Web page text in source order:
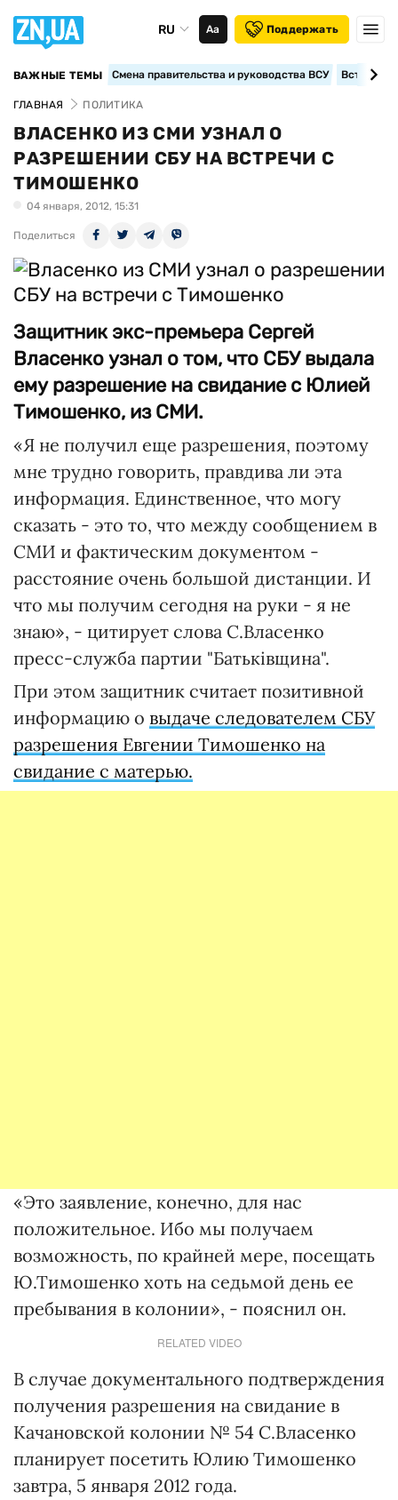
RU Аа Поддержать
ВАЖНЫЕ ТЕМЫ Смена правительства и руководства ВСУ
ГЛАВНАЯ ПОЛИТИКА
ВЛАСЕНКО ИЗ СМИ УЗНАЛ О
РАЗРЕШЕНИИ СБУ НА ВСТРЕЧИ С
ТИМОШЕНКО
04 января, 2012, 15:31
Поделиться
Защитник экс-премьера Сергей
Власенко узнал о том, что СБУ выдала
ему разрешение на свидание с Юлией
Тимошенко, из СМИ.
«Я не получил еще разрешения, поэтому
мне трудно говорить, правдива ли эта
информация. Единственное, что могу
сказать - это то, что между сообщением в
СМИ и фактическим документом -
расстояние очень большой дистанции. И
что мы получим сегодня на руки - я не
знаю», - цитирует слова С.Власенко
пресс-служба партии "Батькiвщина".
При этом защитник считает позитивной
информацию о выдаче следователем СБУ
разрешения Евгении Тимошенко на
свидание с матерью.
«Это заявление, конечно, для нас
положительное. Ибо мы получаем
возможность, по крайней мере, посещать
Ю.Тимошенко хоть на седьмой день ее
пребывания в колонии», - пояснил он.
RELATED VIDEO
В случае документального подтверждения
получения разрешения на свидание в
Качановской колонии № 54 С.Власенко
планирует посетить Юлию Тимошенко
завтра, 5 января 2012 года.